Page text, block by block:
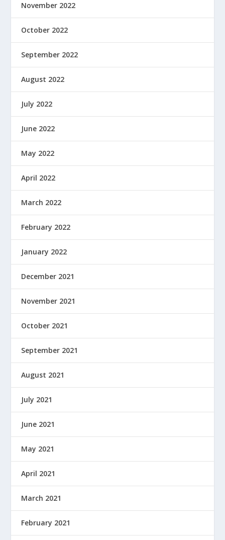
November 2022
October 2022
September 2022
August 2022
July 2022
June 2022
May 2022
April 2022
March 2022
February 2022
January 2022
December 2021
November 2021
October 2021
September 2021
August 2021
July 2021
June 2021
May 2021
April 2021
March 2021
February 2021